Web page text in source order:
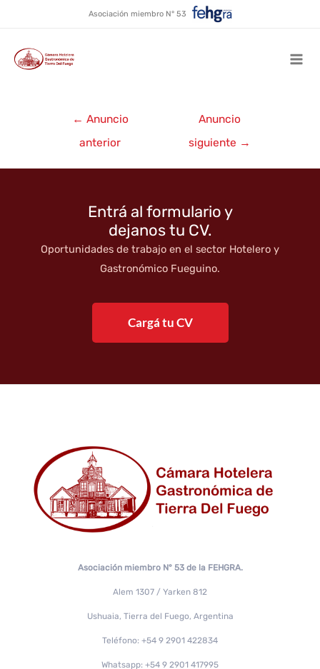
contenido
Asociación miembro N° 53
Brasileiros em Ushuaia
Navegación
← Anuncio
anterior
Anuncio
siguiente →
Entrá al formulario y
dejanos tu CV.
Oportunidades de trabajo en el sector Hotelero y
Gastronómico Fueguino.
Cargá tu CV
Asociación miembro N° 53 de la FEHGRA.
Alem 1307 / Yarken 812
Ushuaia, Tierra del Fuego, Argentina
Teléfono: +54 9 2901 422834
Whatsapp: +54 9 2901 417995